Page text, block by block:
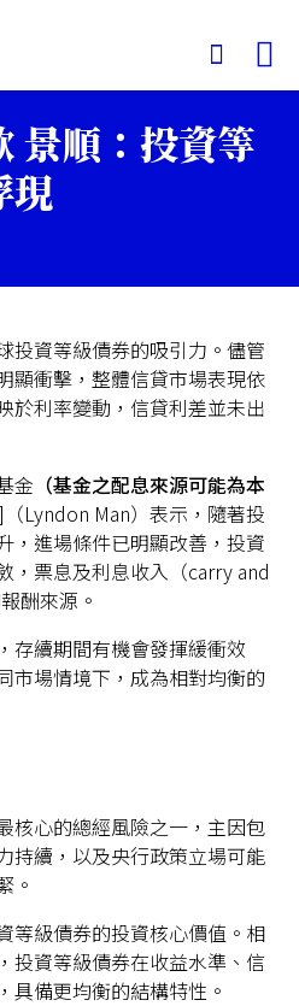
景順：投資等
現
投資等級債券的吸引力。儘管
顯衝擊，整體信貸市場表現依
於利率變動，信貸利差並未出
金 （基金之配息來源可能為本
Lyndon Man）表示，隨著投
，進場條件已明顯改善，投資
，票息及利息收入（carry and
酬來源。
存續期間有機會發揮緩衝效
市場情境下，成為相對均衡的
核心的總經風險之一，主因包
持續，以及央行政策立場可能
。
等級債券的投資核心價值。相
投資等級債券在收益水準、信
具備更均衡的結構特性。